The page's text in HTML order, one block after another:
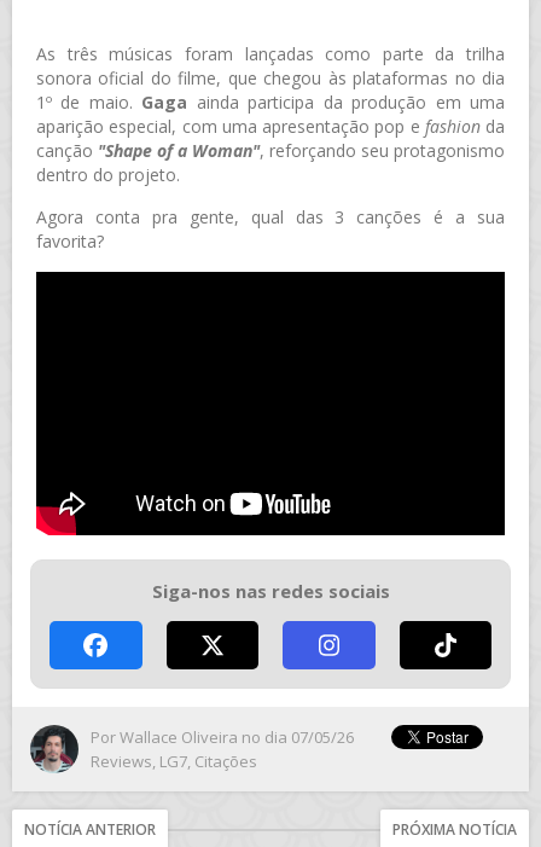
As três músicas foram lançadas como parte da trilha
sonora oficial do filme, que chegou às plataformas no dia
1º de maio. Gaga ainda participa da produção em uma
aparição especial, com uma apresentação pop e fashionda
canção "Shape of a Woman", reforçando seu protagonismo
dentro do projeto.
Agora conta pra gente, qual das 3 canções é a sua
favorita?
Siga-nos nas redes sociais
PorWallace Oliveira no dia 07/05/26
Reviews, LG7, Citações
NOTÍCIA ANTERIOR PRÓXIMA NOTÍCIA